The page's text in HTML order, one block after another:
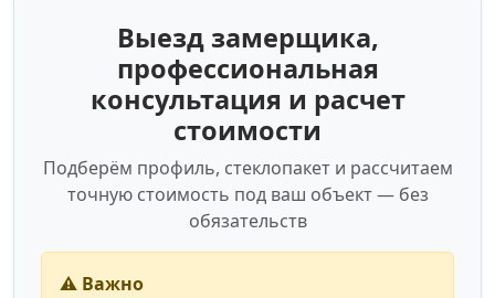
Выезд замерщика,
профессиональная
консультация и расчет
стоимости
Подберём профиль, стеклопакет и рассчитаем
точную стоимость под ваш объект — без
обязательств
⚠️ Важно